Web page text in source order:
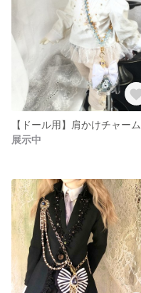
展示中